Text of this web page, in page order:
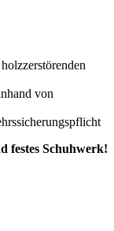
von
festes Schuhwerk!